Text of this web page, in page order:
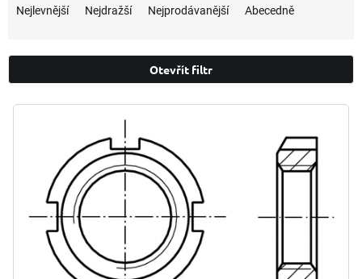
n
í
r
Nejlevnější Nejdražší Nejprodávanější Abecedně
Otevřít filtr
V